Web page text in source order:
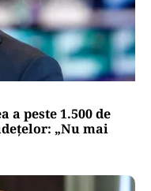
a peste 1.500 de
„Nu mai